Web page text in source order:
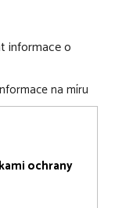
informace o
na míru
ochrany